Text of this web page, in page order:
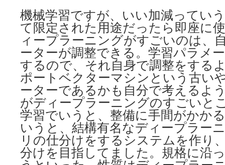
機械学習ですが、いい加減ってい
て限定された用途だったら即座に
ィープラーニングがすごいのは、
ーターが調整できる。学習パラメ
するので、それ自身で調整をする
ポートベクターマシンという古い
ーターであるかも自分で考えるよ
がディープラーニングのすごいと
学習でいうと、整備に手間がかか
いうと、結構有名なディープラー
リの仕分けをするシステムを作り
分けを目指してました。規格に沿